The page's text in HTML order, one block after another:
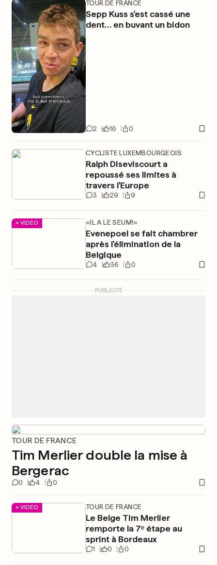
TOUR DE FRANCE
Sepp Kuss s'est cassé une
dent… en buvant un bidon
2 16 0
CYCLISTE LUXEMBOURGEOIS
Ralph Diseviscourt a
repoussé ses limites à
travers l'Europe
3 29 9
+ VIDÉO «IL A LE SEUM!»
Evenepoel se fait chambrer
après l'élimination de la
Belgique
4 36 0
PUBLICITÉ
TOUR DE FRANCE
Tim Merlier double la mise à
Bergerac
0 4 0
+ VIDÉO TOUR DE FRANCE
Le Belge Tim Merlier
remporte la 7ᵉ étape au
sprint à Bordeaux
1 0 0